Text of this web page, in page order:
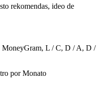
rekomendas, ideo de
MoneyGram, L / C, D / A, D /
por Monato